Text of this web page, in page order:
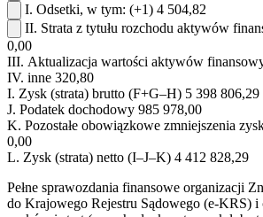
I. Odsetki, w tym: (+1) 4 504,82
II. Strata z tytułu rozchodu aktywów
0,00
III. Aktualizacja wartości aktywów
IV. inne 320,80
I. Zysk (strata) brutto (F+G–H) 5 398 806,29
J. Podatek dochodowy 985 978,00
K. Pozostałe obowiązkowe zmniejszenia
0,00
L. Zysk (strata) netto (I–J–K) 4 412 828,29
Pełne sprawozdania finansowe organizacji
do Krajowego Rejestru Sądowego (e-KRS) i